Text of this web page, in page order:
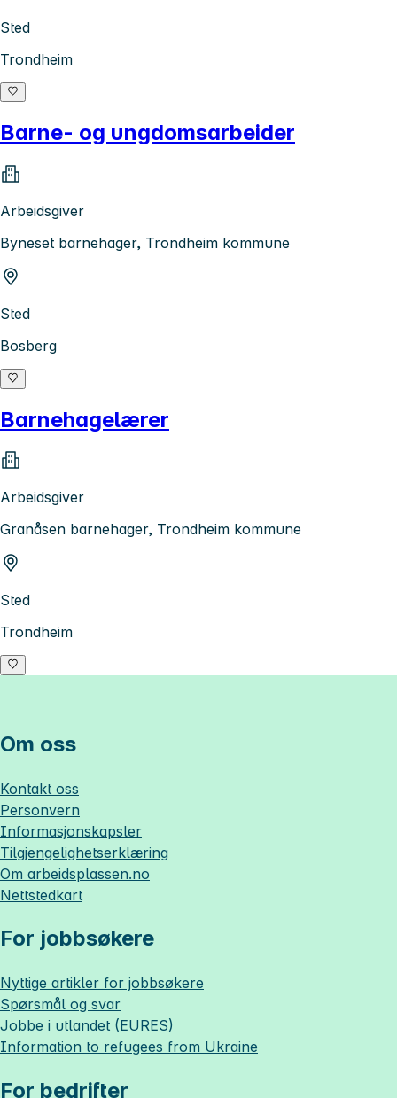
Sted
Trondheim
Barne- og ungdomsarbeider
Arbeidsgiver
Byneset barnehager, Trondheim kommune
Sted
Bosberg
Barnehagelærer
Arbeidsgiver
Granåsen barnehager, Trondheim kommune
Sted
Trondheim
Om oss
Kontakt oss
Personvern
Informasjonskapsler
Tilgjengelighetserklæring
Om arbeidsplassen.no
Nettstedkart
For jobbsøkere
Nyttige artikler for jobbsøkere
Spørsmål og svar
Jobbe i utlandet (EURES)
Information to refugees from Ukraine
For bedrifter